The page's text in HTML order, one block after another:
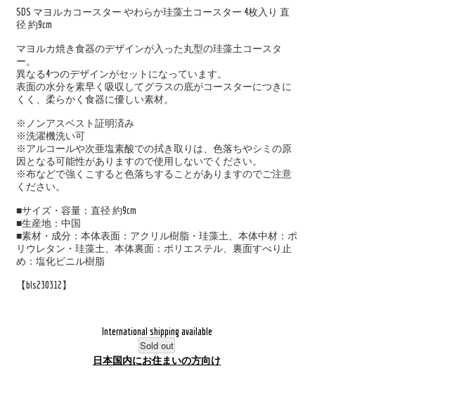
SDS マヨルカコースター やわらか珪藻土コースター 4枚入り 直
径 約9cm
マヨルカ焼き食器のデザインが入った丸型の珪藻土コースタ
ー。
異なる4つのデザインがセットになっています。
表面の水分を素早く吸収してグラスの底がコースターにつきに
くく、柔らかく食器に優しい素材。
※ノンアスベスト証明済み
※洗濯機洗い可
※アルコールや次亜塩素酸での拭き取りは、色落ちやシミの原
因となる可能性がありますので使用しないでください。
※布などで強くこすると色落ちすることがありますのでご注意
ください。
■サイズ・容量：直径 約9cm
■生産地：中国
■素材・成分：本体表面：アクリル樹脂・珪藻土、本体中材：ポ
リウレタン・珪藻土、本体裏面：ポリエステル、裏面すべり止
め：塩化ビニル樹脂
【bls230312】
International shipping available
Sold out
日本国内にお住まいの方向け